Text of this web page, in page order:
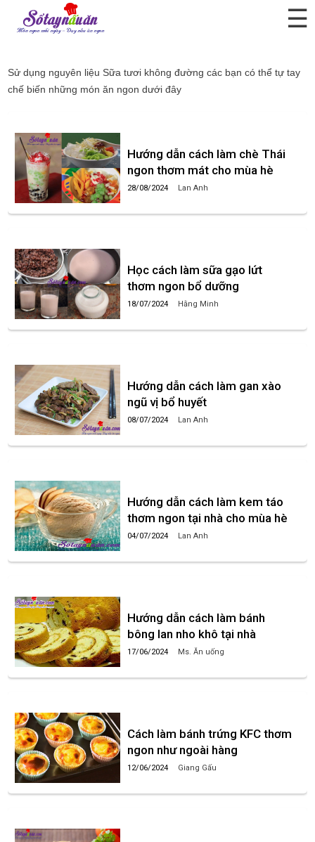
☰
Sữa tươi không đường
Sử dụng nguyên liệu Sữa tươi không đường các bạn có thể tự tay
chế biến những món ăn ngon dưới đây
Hướng dẫn cách làm chè Thái
ngon thơm mát cho mùa hè
28/08/2024 Lan Anh
Học cách làm sữa gạo lứt
thơm ngon bổ dưỡng
18/07/2024 Hằng Minh
Hướng dẫn cách làm gan xào
ngũ vị bổ huyết
08/07/2024 Lan Anh
Hướng dẫn cách làm kem táo
thơm ngon tại nhà cho mùa hè
04/07/2024 Lan Anh
Hướng dẫn cách làm bánh
bông lan nho khô tại nhà
17/06/2024 Ms. Ăn uống
Cách làm bánh trứng KFC thơm
ngon như ngoài hàng
12/06/2024 Giang Gấu